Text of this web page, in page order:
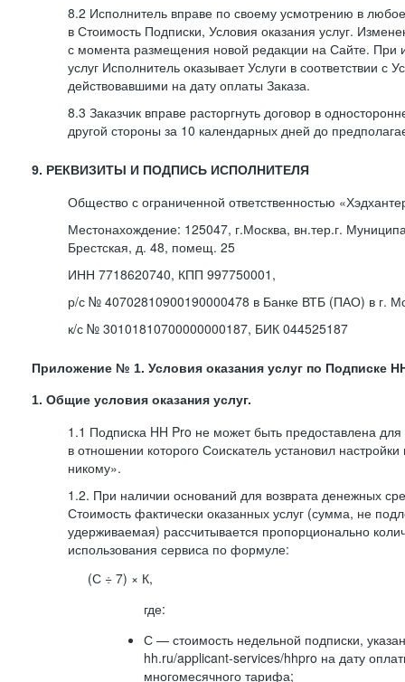
8.2 Исполнитель вправе по своему усмотрению в
в Стоимость Подписки, Условия оказания услуг.
с момента размещения новой редакции на Сайте. При
услуг Исполнитель оказывает Услуги в соответствии с
действовавшими на дату оплаты Заказа.
8.3 Заказчик вправе расторгнуть договор в
другой стороны за 10 календарных дней до
9. РЕКВИЗИТЫ И ПОДПИСЬ ИСПОЛНИТЕЛЯ
Общество с ограниченной ответственностью
Местонахождение: 125047, г.Москва, вн.тер.г.
Брестская, д. 48, помещ. 25
ИНН 7718620740, КПП 997750001,
р/с № 40702810900190000478 в Банке ВТБ (ПАО) в г.
к/с № 30101810700000000187, БИК 044525187
Приложение № 1. Условия оказания услуг по Подписке
1. Общие условия оказания услуг.
1.1 Подписка HH Pro не может быть предоставлена
в отношении которого Соискатель установил
никому».
1.2. При наличии оснований для возврата денежных
Стоимость фактически оказанных услуг (сумма, не
удерживаемая) рассчитывается пропорционально
использования сервиса по формуле:
(С ÷ 7) × К,
где:
С — стоимость недельной подписки,
hh.ru/applicant-services/hhpro на дату
многомесячного тарифа;